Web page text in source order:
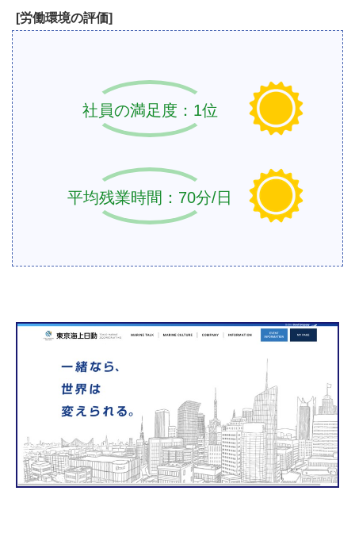
[労働環境の評価]
社員の満足度：1位
平均残業時間：70分/日